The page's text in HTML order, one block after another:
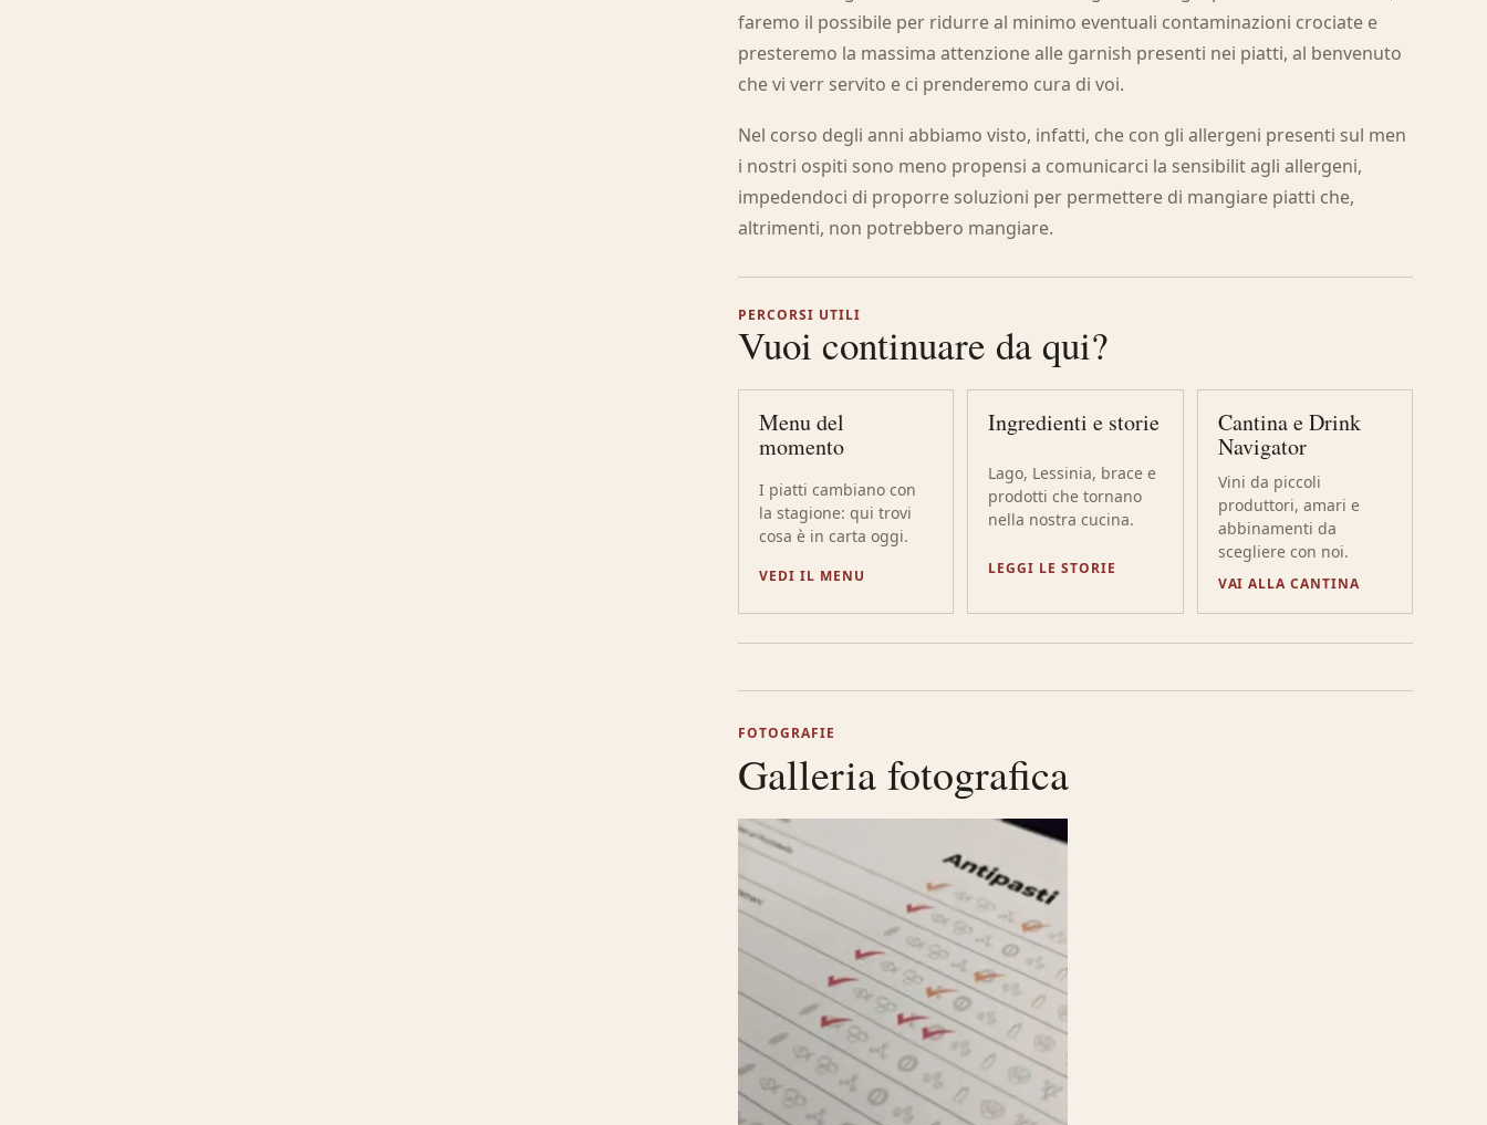
faremo il possibile per ridurre al minimo eventuali contaminazioni crociate e
presteremo la massima attenzione alle garnish presenti nei piatti, al benvenuto
che vi verr servito e ci prenderemo cura di voi.
Nel corso degli anni abbiamo visto, infatti, che con gli allergeni presenti sul men
i nostri ospiti sono meno propensi a comunicarci la sensibilit agli allergeni,
impedendoci di proporre soluzioni per permettere di mangiare piatti che,
altrimenti, non potrebbero mangiare.
PERCORSI UTILI
Vuoi continuare da qui?
Menu del
momento
I piatti cambiano con
la stagione: qui trovi
cosa è in carta oggi.
VEDI IL MENU
Ingredienti e storie
Lago, Lessinia, brace e
prodotti che tornano
nella nostra cucina.
LEGGI LE STORIE
Cantina e Drink
Navigator
Vini da piccoli
produttori, amari e
abbinamenti da
scegliere con noi.
VAI ALLA CANTINA
FOTOGRAFIE
Galleria fotografica